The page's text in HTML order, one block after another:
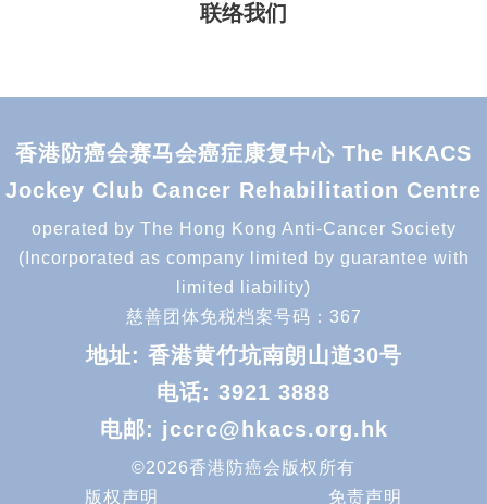
联络我们
香港防癌会赛马会癌症康复中心 The HKACS
Jockey Club Cancer Rehabilitation Centre
operated by The Hong Kong Anti-Cancer Society
(Incorporated as company limited by guarantee with
limited liability)
慈善团体免税档案号码：367
地址: 香港黄竹坑南朗山道30号
电话: 3921 3888
电邮: jccrc@hkacs.org.hk
©2026香港防癌会版权所有
版权声明
免责声明